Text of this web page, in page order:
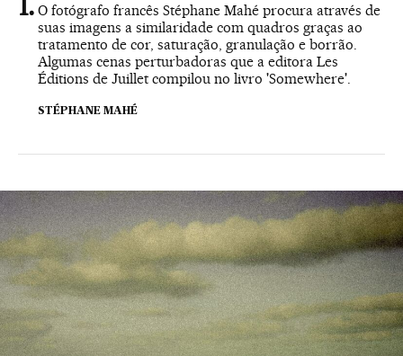
O fotógrafo francês Stéphane Mahé procura através de
suas imagens a similaridade com quadros graças ao
tratamento de cor, saturação, granulação e borrão.
Algumas cenas perturbadoras que a editora Les
Éditions de Juillet compilou no livro 'Somewhere'.
STÉPHANE MAHÉ